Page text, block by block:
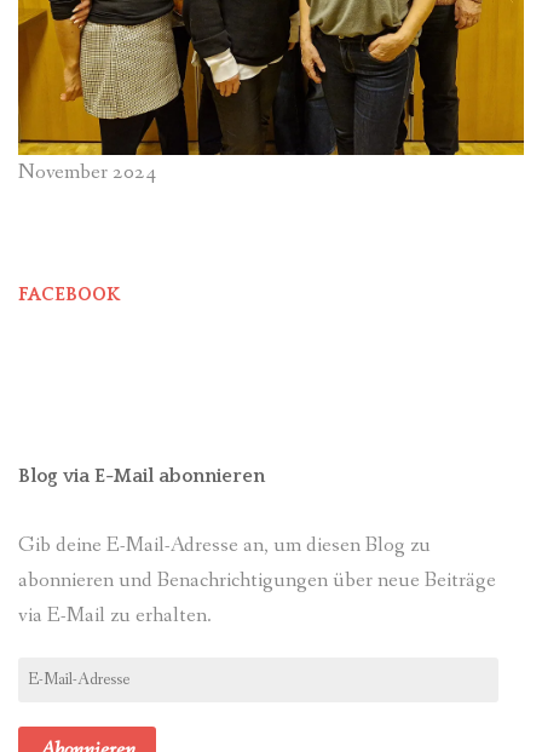
November 2024
FACEBOOK
Blog via E-Mail abonnieren
Gib deine E-Mail-Adresse an, um diesen Blog zu
abonnieren und Benachrichtigungen über neue Beiträge
via E-Mail zu erhalten.
E-